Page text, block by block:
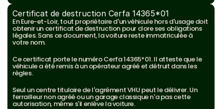
Certificat de destruction Cerfa 14365*01
En Eure-et-Loir, tout propriétaire d'un véhicule hors d'usage doit
obtenir un certificat de destruction pour clore ses obligations
légales. Sans ce document, la voiture reste immatriculée à
votre nom.
Ce certificat porte le numéro Cerfa 14365*01. Il atteste que le
véhicule a été remis à un opérateur agréé et détruit dans les
règles.
Seul un centre titulaire de l'agrément VHU peut le délivrer. Un
ferrailleur non agréé ou un garage classique n'a pas cette
autorisation, même s'il enlève la voiture.